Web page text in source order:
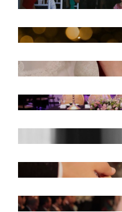
CAMILA E
JÉSSICA E
MIRIAN E
EMILY E
LINDA